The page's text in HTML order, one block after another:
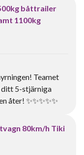
båttrailer
1100kg
Teamet
ditt 5-stjärniga
åter! ✨✨✨✨✨
80km/h Tiki